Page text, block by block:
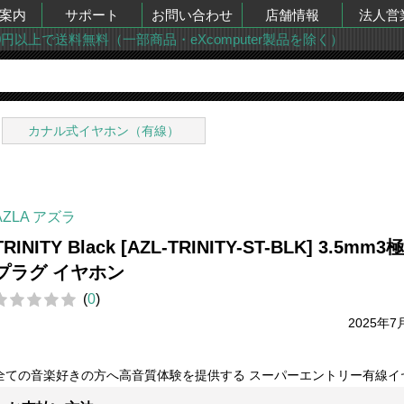
内 サポート お問い合わせ 店舗情報
法人営
以上で送料無料（一部商品・eXcomputer製品を除く）
カナル式イヤホン（有線）
アズラ
Black [AZL-TRINITY-ST-BLK] 3.5mm3
ラグ イヤホン
(0)
2025年7
ての音楽好きの方へ高音質体験を提供する スーパーエントリー有線イ